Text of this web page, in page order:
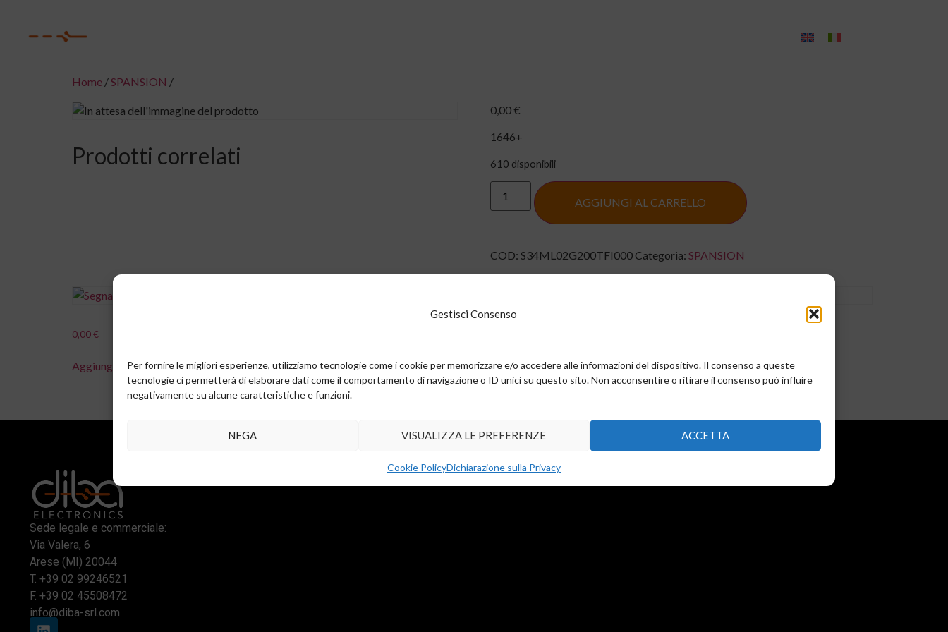
Gestisci Consenso
Per fornire le migliori esperienze, utilizziamo tecnologie come i cookie per memorizzare e/o accedere alle informazioni del dispositivo. Il consenso a queste
tecnologie ci permetterà di elaborare dati come il comportamento di navigazione o ID unici su questo sito. Non acconsentire o ritirare il consenso può influire
negativamente su alcune caratteristiche e funzioni.
NEGA VISUALIZZA LE PREFERENZE ACCETTA
Cookie PolicyDichiarazione sulla Privacy
Home /SPANSION /
0,00 €
1646+
610 disponibili
AGGIUNGI AL CARRELLO
COD: S34ML02G200TFI000 Categoria: SPANSION
Prodotti correlati
0,00€
Aggiungi al carrello Aggiungi al carrello Aggiungi al carrello Aggiungi al carrello
Sede legale e commerciale:
Via Valera, 6
Arese (MI) 20044
T. +39 02 99246521
F. +39 02 45508472
info@diba-srl.com